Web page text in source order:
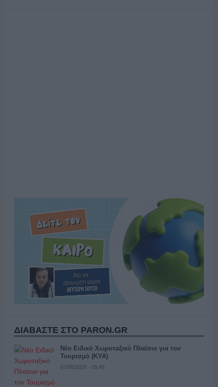
ΔΙΑΒΑΣΤΕ ΣΤΟ PARON.GR
Νέο Ειδικό Χωροταξικό Πλαίσιο για τον
Τουρισμό (ΚΥΑ)
07/08/2026 - 09:45